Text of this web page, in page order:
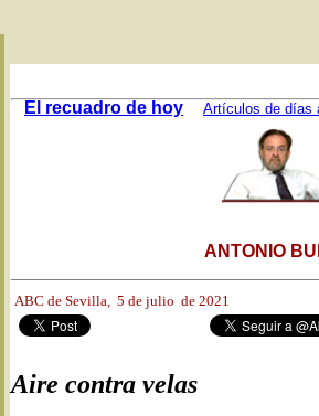
El recuadro de hoy Artículos de días
ANTONIO
ABC de Sevilla, 5 de julio de 2021
Aire contra velas